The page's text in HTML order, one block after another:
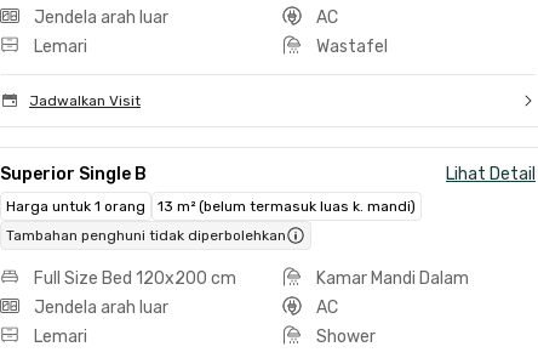
Jendela arah luar
AC
Lemari
Wastafel
Jadwalkan Visit
Superior Single B Lihat Detail
Harga untuk 1 orang
13 m² (belum termasuk luas k. mandi)
Tambahan penghuni tidak diperbolehkan
Full Size Bed 120x200 cm
Kamar Mandi Dalam
Jendela arah luar
AC
Lemari
Shower